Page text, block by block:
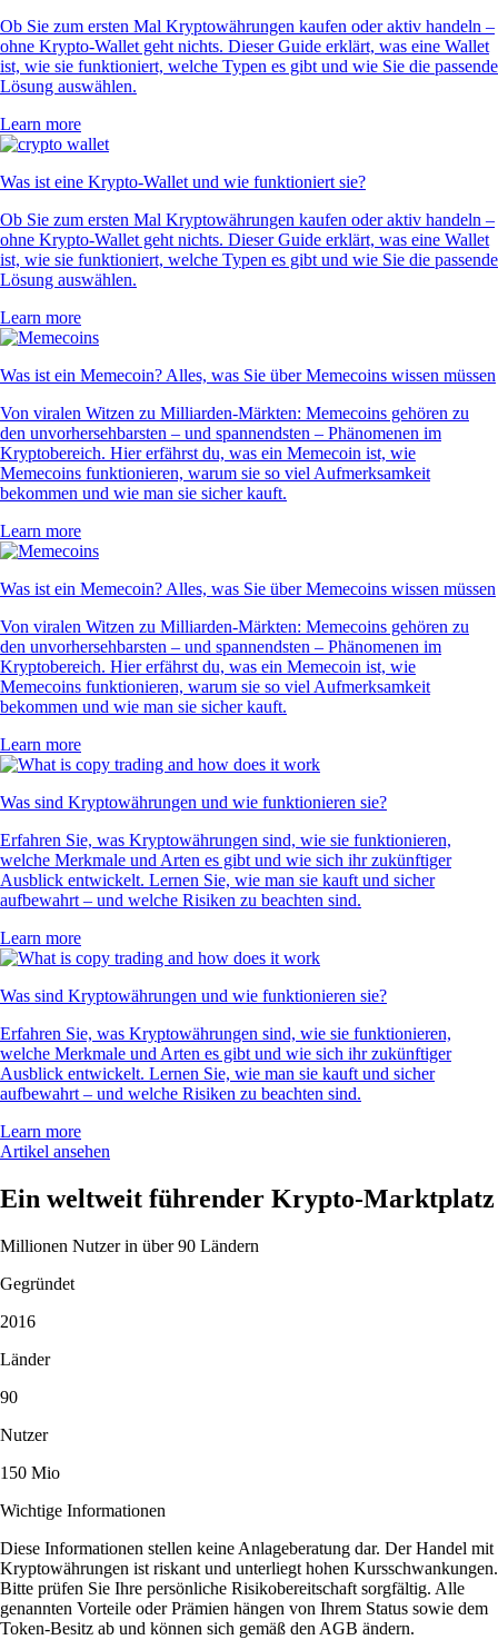
Ob Sie zum ersten Mal Kryptowährungen kaufen oder aktiv handeln –
ohne Krypto-Wallet geht nichts. Dieser Guide erklärt, was eine Wallet
ist, wie sie funktioniert, welche Typen es gibt und wie Sie die passende
Lösung auswählen.
Learn more
Was ist eine Krypto-Wallet und wie funktioniert sie?
Ob Sie zum ersten Mal Kryptowährungen kaufen oder aktiv handeln –
ohne Krypto-Wallet geht nichts. Dieser Guide erklärt, was eine Wallet
ist, wie sie funktioniert, welche Typen es gibt und wie Sie die passende
Lösung auswählen.
Learn more
Was ist ein Memecoin? Alles, was Sie über Memecoins wissen müssen
Von viralen Witzen zu Milliarden-Märkten: Memecoins gehören zu
den unvorhersehbarsten – und spannendsten – Phänomenen im
Kryptobereich. Hier erfährst du, was ein Memecoin ist, wie
Memecoins funktionieren, warum sie so viel Aufmerksamkeit
bekommen und wie man sie sicher kauft.
Learn more
Was ist ein Memecoin? Alles, was Sie über Memecoins wissen müssen
Von viralen Witzen zu Milliarden-Märkten: Memecoins gehören zu
den unvorhersehbarsten – und spannendsten – Phänomenen im
Kryptobereich. Hier erfährst du, was ein Memecoin ist, wie
Memecoins funktionieren, warum sie so viel Aufmerksamkeit
bekommen und wie man sie sicher kauft.
Learn more
Was sind Kryptowährungen und wie funktionieren sie?
Erfahren Sie, was Kryptowährungen sind, wie sie funktionieren,
welche Merkmale und Arten es gibt und wie sich ihr zukünftiger
Ausblick entwickelt. Lernen Sie, wie man sie kauft und sicher
aufbewahrt – und welche Risiken zu beachten sind.
Learn more
Was sind Kryptowährungen und wie funktionieren sie?
Erfahren Sie, was Kryptowährungen sind, wie sie funktionieren,
welche Merkmale und Arten es gibt und wie sich ihr zukünftiger
Ausblick entwickelt. Lernen Sie, wie man sie kauft und sicher
aufbewahrt – und welche Risiken zu beachten sind.
Learn more
Artikel ansehen
Ein weltweit führender Krypto-Marktplatz
Millionen Nutzer in über 90 Ländern
Gegründet
2016
Länder
90
Nutzer
150 Mio
Wichtige Informationen
Diese Informationen stellen keine Anlageberatung dar. Der Handel mit
Kryptowährungen ist riskant und unterliegt hohen Kursschwankungen.
Bitte prüfen Sie Ihre persönliche Risikobereitschaft sorgfältig. Alle
genannten Vorteile oder Prämien hängen von Ihrem Status sowie dem
Token-Besitz ab und können sich gemäß den AGB ändern.